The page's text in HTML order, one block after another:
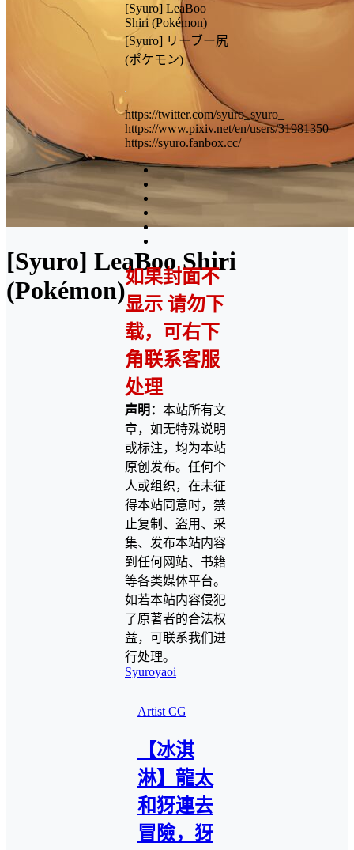
[Syuro] LeaBoo Shiri
(Pokémon)
[Syuro] LeaBoo
Shiri (Pokémon)
[Syuro] リーブー尻
(ポケモン)
https://twitter.com/syuro_syuro_
https://www.pixiv.net/en/users/31981350
https://syuro.fanbox.cc/
如果封面不
显示 请勿下
载，可右下
角联系客服
处理
声明： 本站所有文
章，如无特殊说明
或标注，均为本站
原创发布。任何个
人或组织，在未征
得本站同意时，禁
止复制、盗用、采
集、发布本站内容
到任何网站、书籍
等各类媒体平台。
如若本站内容侵犯
了原著者的合法权
益，可联系我们进
行处理。
Syuroyaoi
Artist CG
【冰淇
淋】龍太
和犽連去
冒險，犽